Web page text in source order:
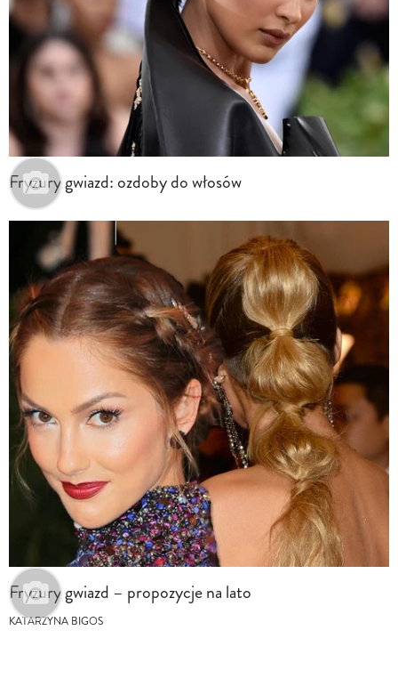
Fryzury gwiazd: ozdoby do włosów
Fryzury gwiazd – propozycje na lato
KATARZYNA BIGOS